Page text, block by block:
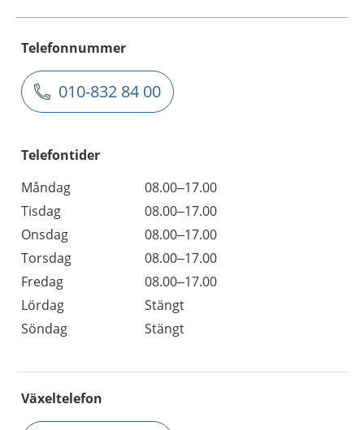
Telefonnummer
010-832 84 00
Telefontider
Måndag
08.00–17.00
Tisdag
08.00–17.00
Onsdag
08.00–17.00
Torsdag
08.00–17.00
Fredag
08.00–17.00
Lördag
Stängt
Söndag
Stängt
Växeltelefon